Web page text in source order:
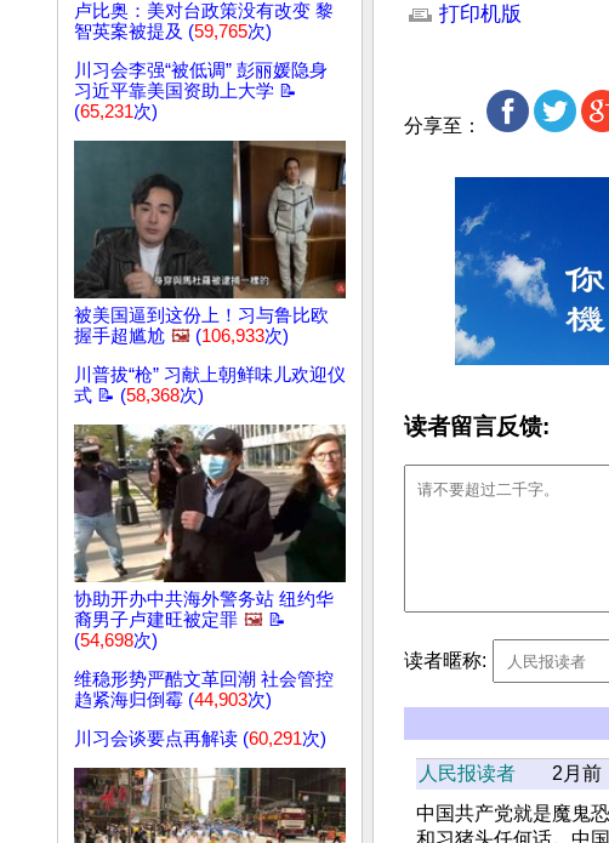
卢比奥：美对台政策没有改变 黎
智英案被提及 (59,765次)
川习会李强“被低调” 彭丽媛隐身
习近平靠美国资助上大学 📝
(65,231次)
被美国逼到这份上！习与鲁比欧
握手超尴尬 🖼️ (106,933次)
川普拔“枪” 习献上朝鲜味儿欢迎仪
式 📝 (58,368次)
协助开办中共海外警务站 纽约华
裔男子卢建旺被定罪 🖼️ 📝
(54,698次)
维稳形势严酷文革回潮 社会管控
趋紧海归倒霉 (44,903次)
川习会谈要点再解读 (60,291次)
打印机版
分享至：
读者留言反馈:
读者暱称:
人民报读者 2月前
中国共产党就是魔鬼
和习猪头任何话。中